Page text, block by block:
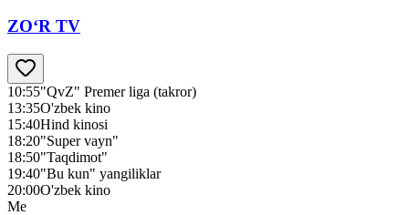
ZO‘R TV
10:55"QvZ" Premer liga (takror)
13:35O'zbek kino
15:40Hind kinosi
18:20"Super vayn"
18:50"Taqdimot"
19:40"Bu kun" yangiliklar
20:00O'zbek kino
Me